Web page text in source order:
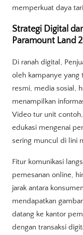
memperkuat daya
Strategi Digital
Paramount Land
Di ranah digital,
oleh kampanye yang
resmi, media sosial,
menampilkan
Video tur unit
edukasi mengenai
sering muncul di lini
Fitur komunikasi
pemesanan online,
jarak antara
mendapatkan
datang ke kantor
dengan transaksi